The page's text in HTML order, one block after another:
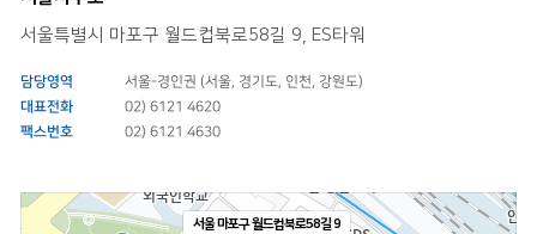
서울특별시 마포구 월드컵북로58길 9, ES타워
담당영역
서울-경인권 (서울, 경기도, 인천, 강원도)
대표전화
02) 6121 4620
팩스번호
02) 6121 4630
서울 마포구 월드컵북로58길 9